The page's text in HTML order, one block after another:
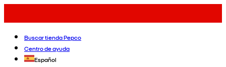
Buscar tienda Pepco
Centro de ayuda
Español